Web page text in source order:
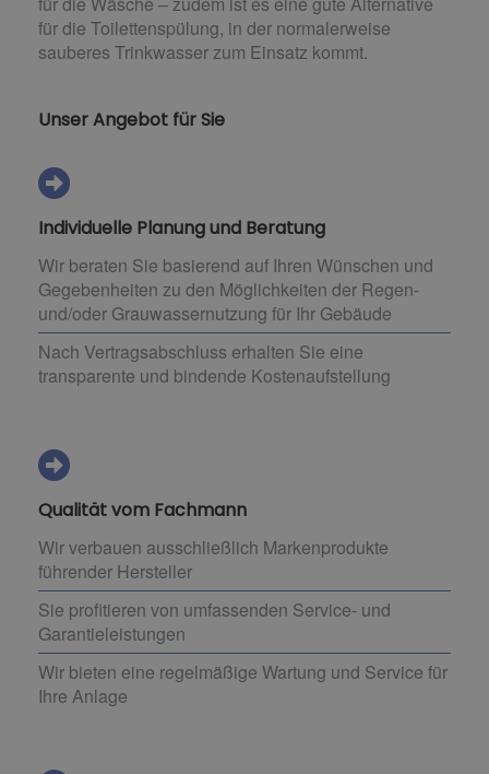
für die Toilettenspülung, in der normalerweise
sauberes Trinkwasser zum Einsatz kommt.
Unser Angebot für Sie
Individuelle Planung und Beratung
Wir beraten Sie basierend auf Ihren Wünschen und
Gegebenheiten zu den Möglichkeiten der Regen-
und/oder Grauwassernutzung für Ihr Gebäude
Nach Vertragsabschluss erhalten Sie eine
transparente und bindende Kostenaufstellung
Qualität vom Fachmann
Wir verbauen ausschließlich Markenprodukte
führender Hersteller
Sie profitieren von umfassenden Service- und
Garantieleistungen
Wir bieten eine regelmäßige Wartung und Service für
Ihre Anlage